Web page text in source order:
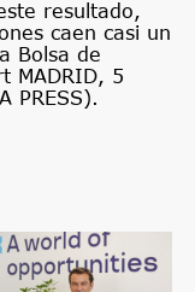
resultado,
caen casi un
Bolsa de
MADRID, 5
PRESS).